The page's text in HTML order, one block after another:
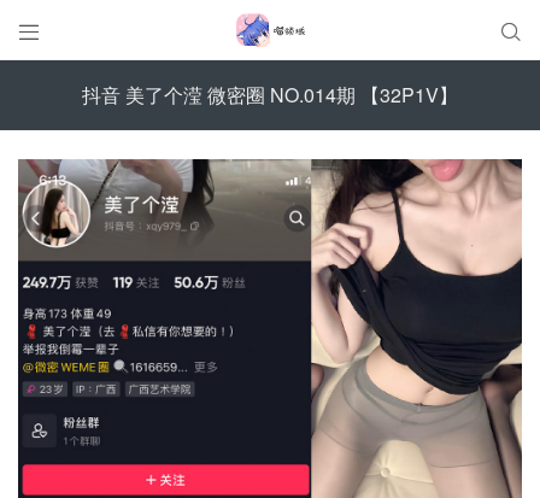
 
抖音 美了个滢 微密圈 NO.014期 【32P1V】